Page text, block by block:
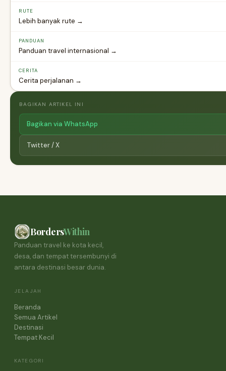
RUTE
Lebih banyak rute →
PANDUAN
Panduan travel internasional →
CERITA
Cerita perjalanan →
BAGIKAN ARTIKEL INI
Bagikan via WhatsApp
Twitter / X
BordersWithin
Panduan travel ke kota kecil,
desa, dan tempat tersembunyi di
antara destinasi besar dunia.
JELAJAH
Beranda
Semua Artikel
Destinasi
Tempat Kecil
KATEGORI